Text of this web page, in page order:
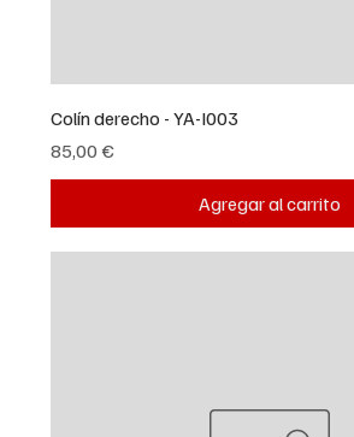
Colín derecho - YA-I003
Precio
85,00 €
Agregar al carrito